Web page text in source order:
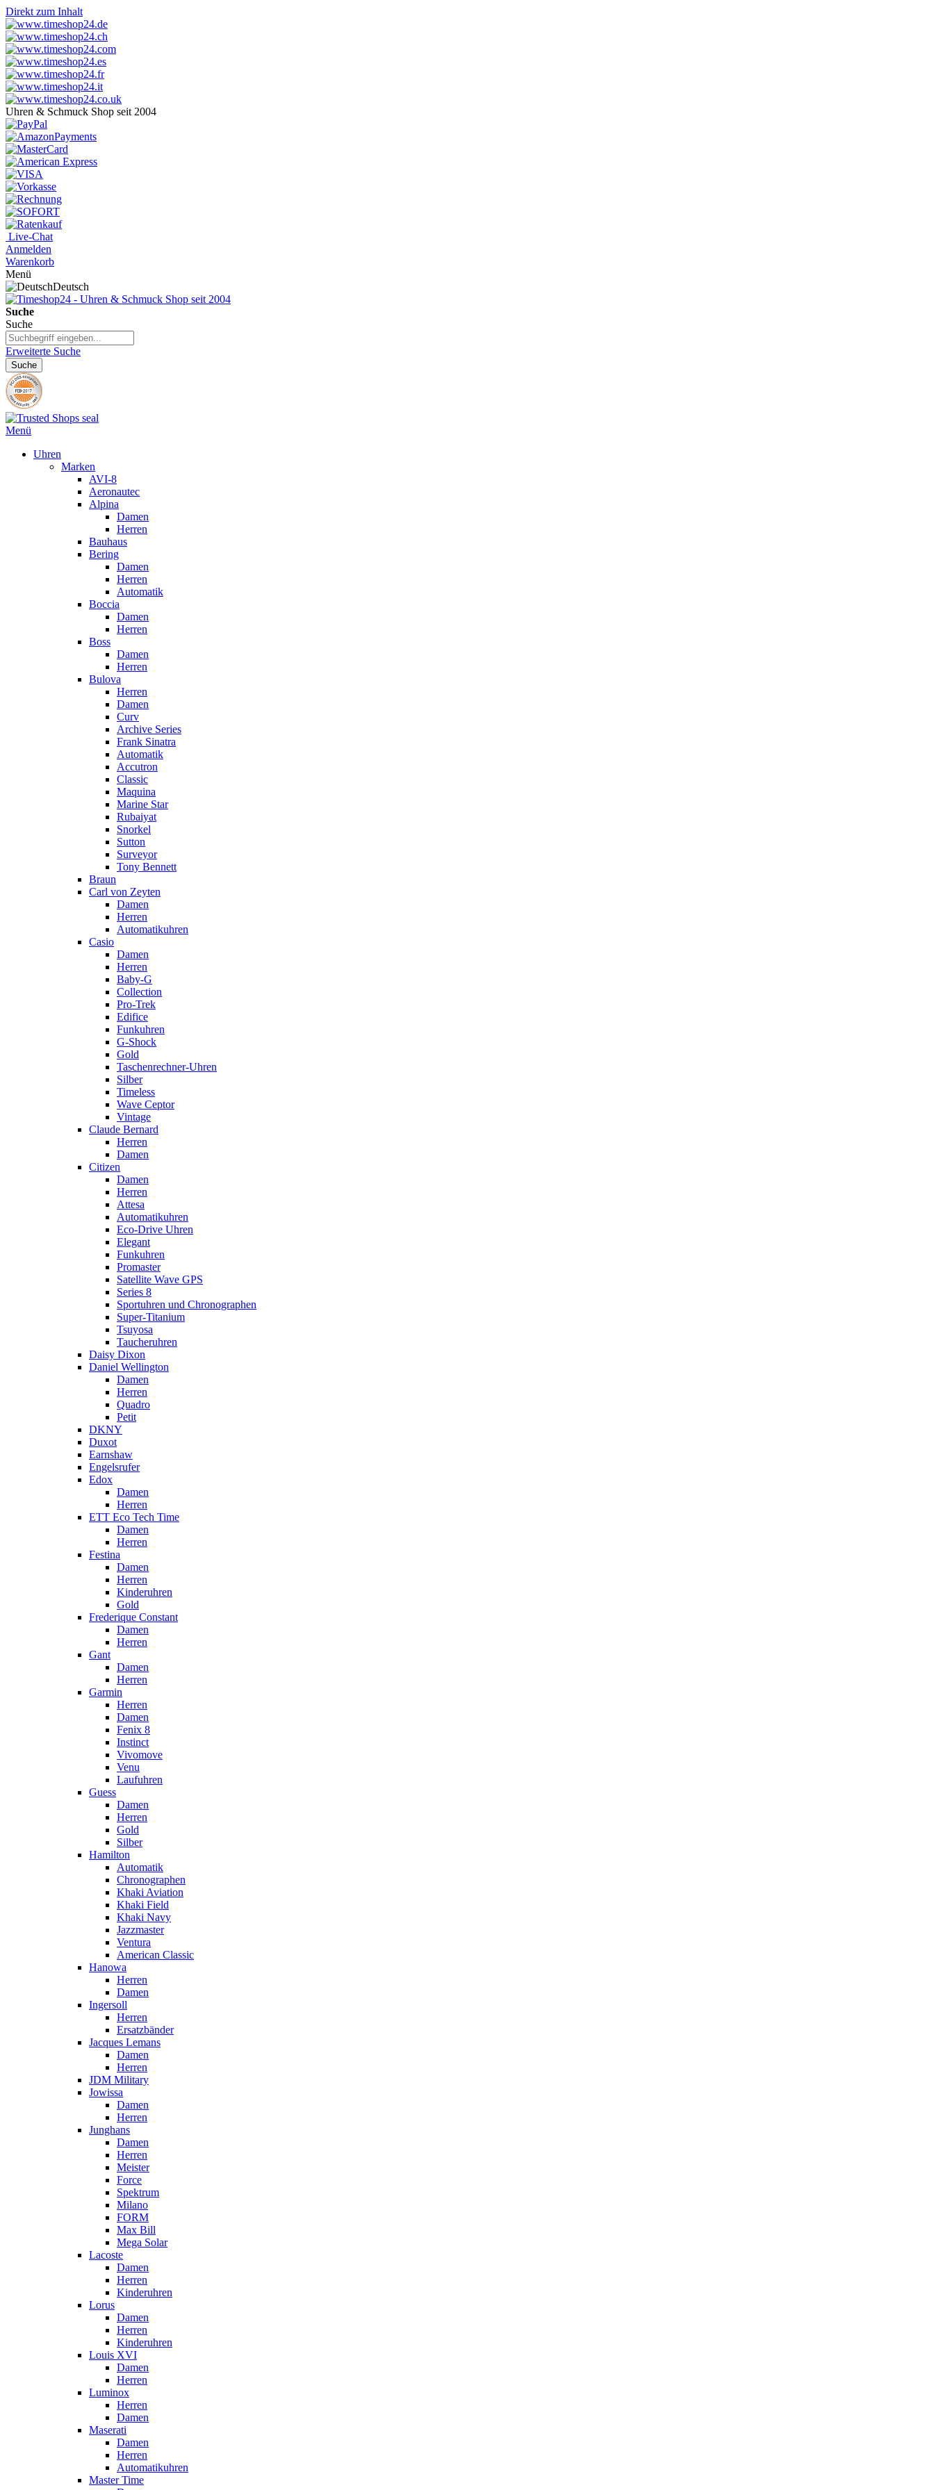
Direkt zum Inhalt
Uhren & Schmuck Shop seit 2004
Live-Chat
Anmelden
Warenkorb
Menü
Deutsch
Suche
Suche
Erweiterte Suche
Suche
Menü
Uhren
Marken
AVI-8
Aeronautec
Alpina
Damen
Herren
Bauhaus
Bering
Damen
Herren
Automatik
Boccia
Damen
Herren
Boss
Damen
Herren
Bulova
Herren
Damen
Curv
Archive Series
Frank Sinatra
Automatik
Accutron
Classic
Maquina
Marine Star
Rubaiyat
Snorkel
Sutton
Surveyor
Tony Bennett
Braun
Carl von Zeyten
Damen
Herren
Automatikuhren
Casio
Damen
Herren
Baby-G
Collection
Pro-Trek
Edifice
Funkuhren
G-Shock
Gold
Taschenrechner-Uhren
Silber
Timeless
Wave Ceptor
Vintage
Claude Bernard
Herren
Damen
Citizen
Damen
Herren
Attesa
Automatikuhren
Eco-Drive Uhren
Elegant
Funkuhren
Promaster
Satellite Wave GPS
Series 8
Sportuhren und Chronographen
Super-Titanium
Tsuyosa
Taucheruhren
Daisy Dixon
Daniel Wellington
Damen
Herren
Quadro
Petit
DKNY
Duxot
Earnshaw
Engelsrufer
Edox
Damen
Herren
ETT Eco Tech Time
Damen
Herren
Festina
Damen
Herren
Kinderuhren
Gold
Frederique Constant
Damen
Herren
Gant
Damen
Herren
Garmin
Herren
Damen
Fenix 8
Instinct
Vivomove
Venu
Laufuhren
Guess
Damen
Herren
Gold
Silber
Hamilton
Automatik
Chronographen
Khaki Aviation
Khaki Field
Khaki Navy
Jazzmaster
Ventura
American Classic
Hanowa
Herren
Damen
Ingersoll
Herren
Ersatzbänder
Jacques Lemans
Damen
Herren
JDM Military
Jowissa
Damen
Herren
Junghans
Damen
Herren
Meister
Force
Spektrum
Milano
FORM
Max Bill
Mega Solar
Lacoste
Damen
Herren
Kinderuhren
Lorus
Damen
Herren
Kinderuhren
Louis XVI
Damen
Herren
Luminox
Herren
Damen
Maserati
Damen
Herren
Automatikuhren
Master Time